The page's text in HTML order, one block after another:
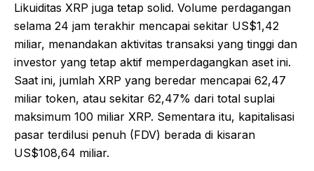
Likuiditas XRP juga tetap solid. Volume perdagangan
selama 24 jam terakhir mencapai sekitar US$1,42
miliar, menandakan aktivitas transaksi yang tinggi dan
investor yang tetap aktif memperdagangkan aset ini.
Saat ini, jumlah XRP yang beredar mencapai 62,47
miliar token, atau sekitar 62,47% dari total suplai
maksimum 100 miliar XRP. Sementara itu, kapitalisasi
pasar terdilusi penuh (FDV) berada di kisaran
US$108,64 miliar.